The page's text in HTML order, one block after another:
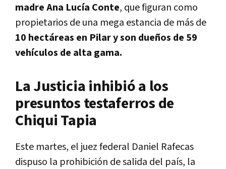
madre Ana Lucía Conte, que figuran como
propietarios de una mega estancia de más de
10 hectáreas en Pilar y son dueños de 59
vehículos de alta gama.
La Justicia inhibió a los
presuntos testaferros de
Chiqui Tapia
Este martes, el juez federal Daniel Rafecas
dispuso la prohibición de salida del país, la